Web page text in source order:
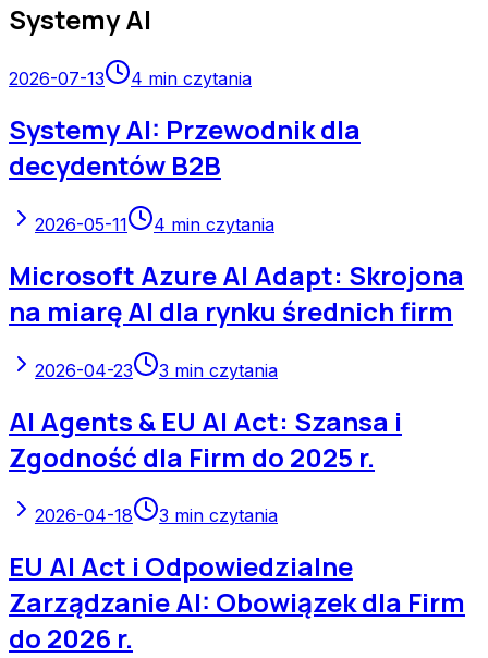
Systemy AI
2026-07-13 4 min czytania
Systemy AI: Przewodnik dla
decydentów B2B
2026-05-11 4 min czytania
Microsoft Azure AI Adapt: Skrojona
na miarę AI dla rynku średnich firm
2026-04-23 3 min czytania
AI Agents & EU AI Act: Szansa i
Zgodność dla Firm do 2025 r.
2026-04-18 3 min czytania
EU AI Act i Odpowiedzialne
Zarządzanie AI: Obowiązek dla Firm
do 2026 r.